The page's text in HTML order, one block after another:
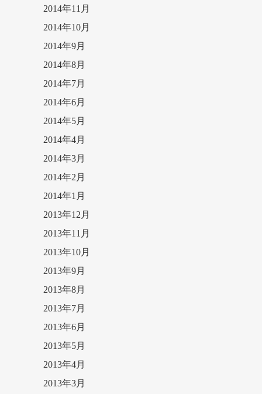
2014年11月
2014年10月
2014年9月
2014年8月
2014年7月
2014年6月
2014年5月
2014年4月
2014年3月
2014年2月
2014年1月
2013年12月
2013年11月
2013年10月
2013年9月
2013年8月
2013年7月
2013年6月
2013年5月
2013年4月
2013年3月